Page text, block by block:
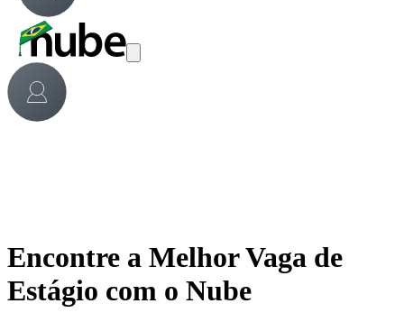
Encontre a Melhor Vaga de
Estágio com o Nube